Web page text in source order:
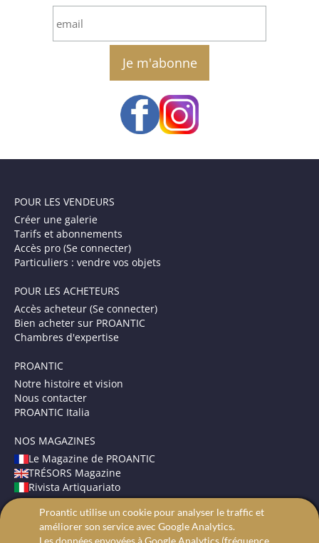
email
POUR LES VENDEURS
Créer une galerie
Tarifs et abonnements
Accès pro (Se connecter)
Particuliers : vendre vos objets
POUR LES ACHETEURS
Accès acheteur (Se connecter)
Bien acheter sur PROANTIC
Chambres d'expertise
PROANTIC
Notre histoire et vision
Nous contacter
PROANTIC Italia
NOS MAGAZINES
Le Magazine de PROANTIC
TRÉSORS Magazine
Rivista Artiquariato
CONDITIONS GÉNÉRALES
Mentions légales
Proantic utilise un cookie pour analyser le traffic et
améliorer son service avec Google Analytics.
Les données envoyées à Google Analytics (fréquence